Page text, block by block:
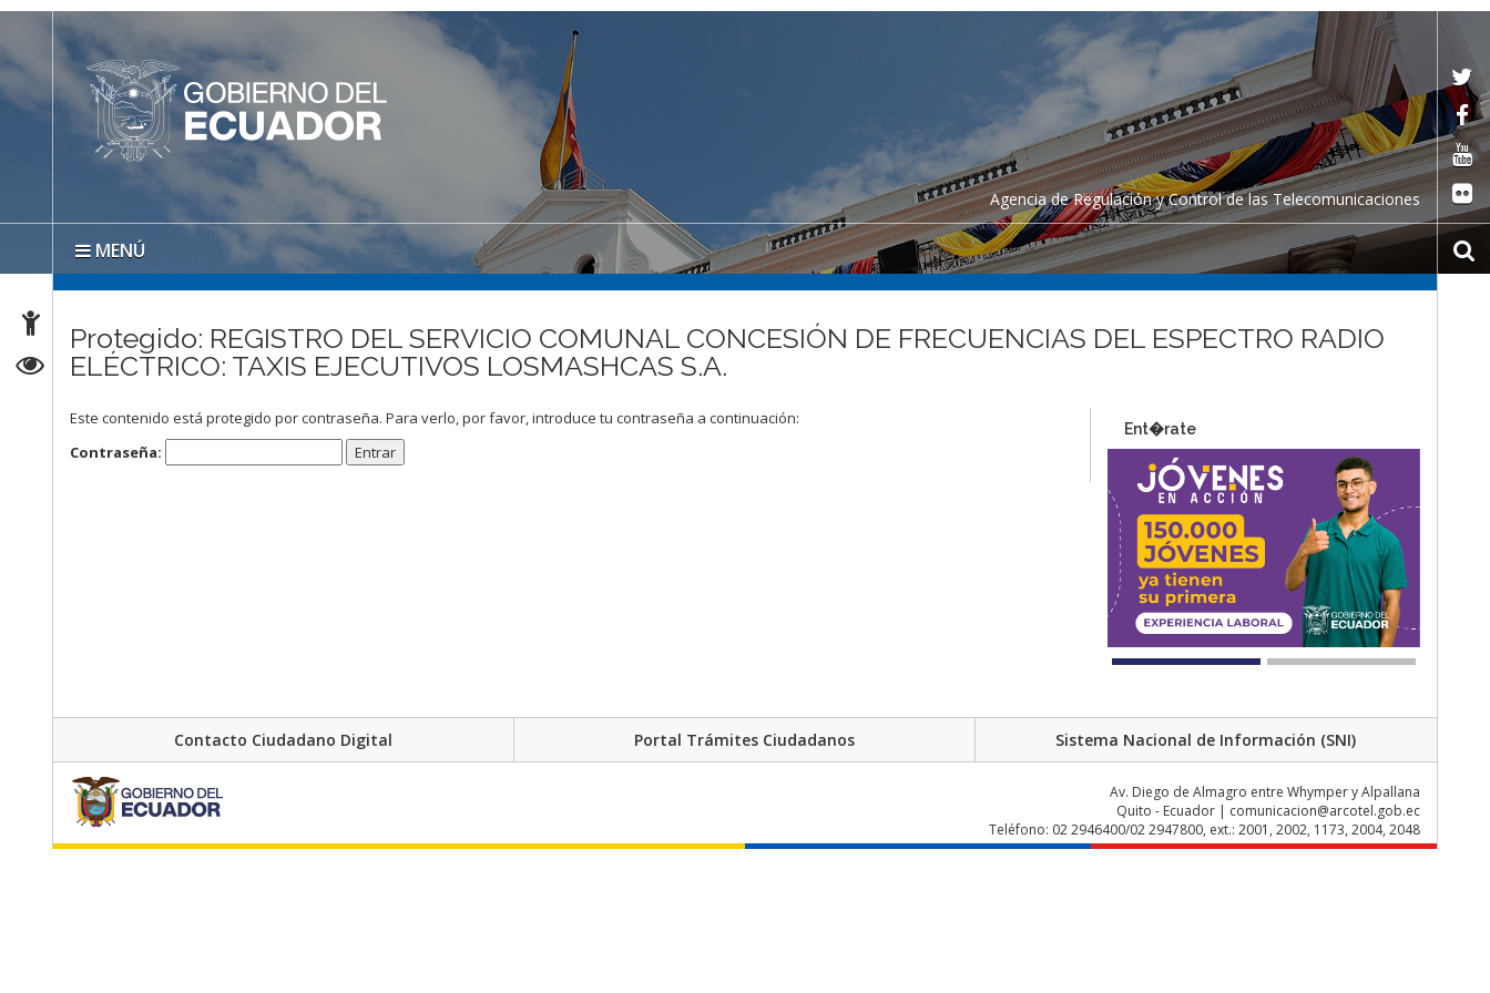
Agencia de Regulación y Control de las Telecomunicaciones
MENÚ
Protegido: REGISTRO DEL SERVICIO COMUNAL CONCESIÓN DE FRECUENCIAS DEL ESPECTRO RADIO
ELÉCTRICO: TAXIS EJECUTIVOS LOSMASHCAS S.A.
Este contenido está protegido por contraseña. Para verlo, por favor, introduce tu contraseña a continuación:
Contraseña:
Ent�rate
Contacto Ciudadano Digital Portal Trámites Ciudadanos Sistema Nacional de Información (SNI)
Av. Diego de Almagro entre Whymper y Alpallana
Quito - Ecuador | comunicacion@arcotel.gob.ec
Teléfono: 02 2946400/02 2947800, ext.: 2001, 2002, 1173, 2004, 2048